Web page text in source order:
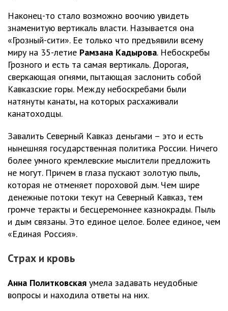
Наконец-то стало возможно воочию увидеть
знаменитую вертикаль власти. Называется она
«Грозный-сити». Ее только что предъявили всему
миру на 35-летие Рамзана Кадырова. Небоскребы
Грозного и есть та самая вертикаль. Дорогая,
сверкающая огнями, пытающая заслонить собой
Кавказские горы. Между небоскребами были
натянуты канаты, на которых расхаживали
канатоходцы.
Завалить Северный Кавказ деньгами – это и есть
нынешняя государственная политика России. Ничего
более умного кремлевские мыслители предложить
не могут. Причем в глаза пускают золотую пыль,
которая не отменяет пороховой дым. Чем шире
денежные потоки текут на Северный Кавказ, тем
громче теракты и бесцеремоннее казнокрады. Пыль
и дым связаны. Это единое целое. Более единое, чем
«Единая Россия».
Страх и кровь
Анна Политковская умела задавать неудобные
вопросы и находила ответы на них.